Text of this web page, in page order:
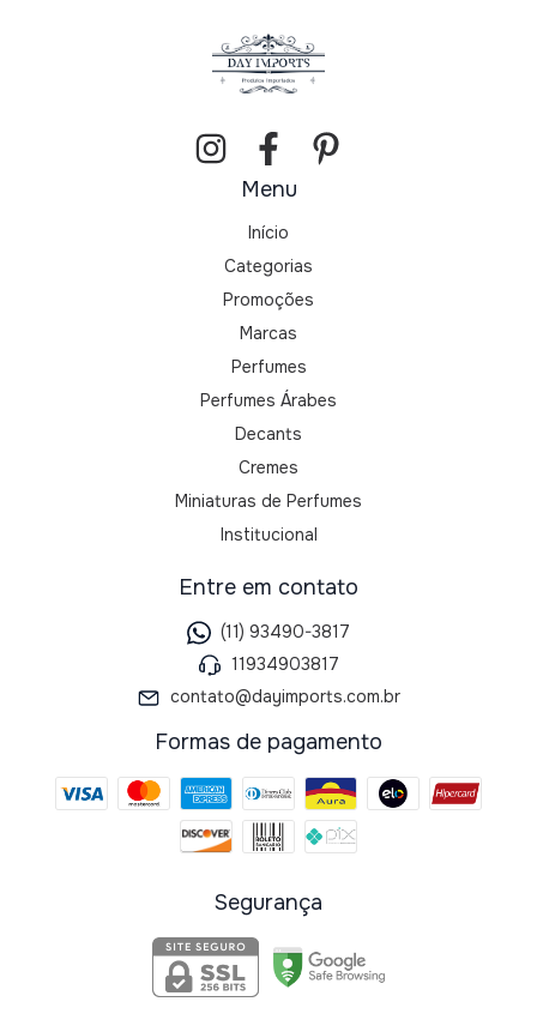
Menu
Início
Categorias
Promoções
Marcas
Perfumes
Perfumes Árabes
Decants
Cremes
Miniaturas de Perfumes
Institucional
Entre em contato
(11) 93490-3817
11934903817
contato@dayimports.com.br
Formas de pagamento
Segurança